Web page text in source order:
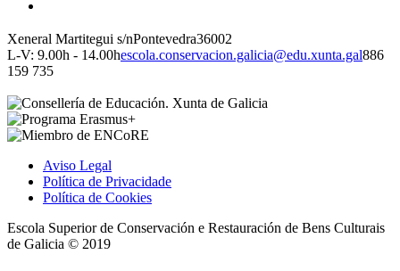
Xeneral Martitegui s/nPontevedra36002
L-V: 9.00h - 14.00hescola.conservacion.galicia@edu.xunta.gal886
159 735
Aviso Legal
Política de Privacidade
Política de Cookies
Escola Superior de Conservación e Restauración de Bens Culturais
de Galicia © 2019